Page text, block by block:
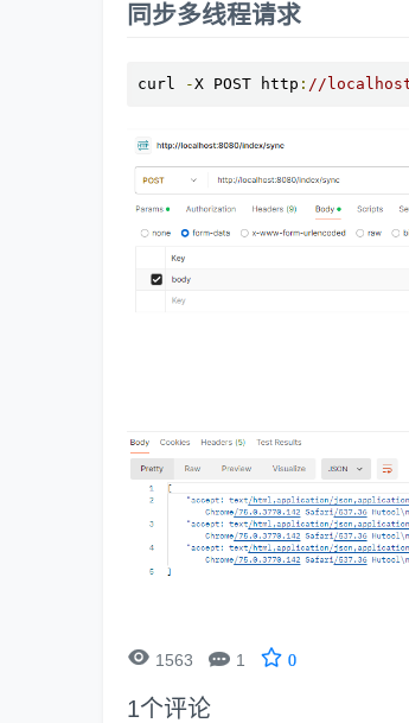
同步多线程请求
curl -X POST http : //
 1563  1 0
1个评论